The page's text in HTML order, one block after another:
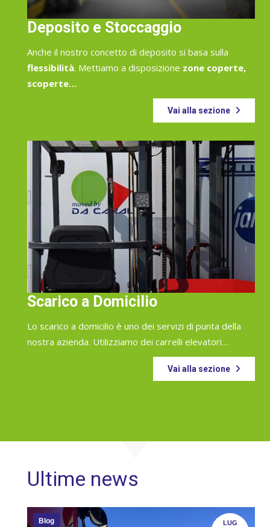
Deposito e Stoccaggio
Anche il nostro concetto di deposito si basa sulla
flessibilità. Mettiamo a disposizione zone coperte,
scoperte…
Vai alla sezione
Scarico a Domicilio
Lo scarico a domicilio è uno dei servizi di punta della
nostra azienda. Utilizziamo dei carrelli elevatori…
Vai alla sezione
Ultime news
LUG
Blog